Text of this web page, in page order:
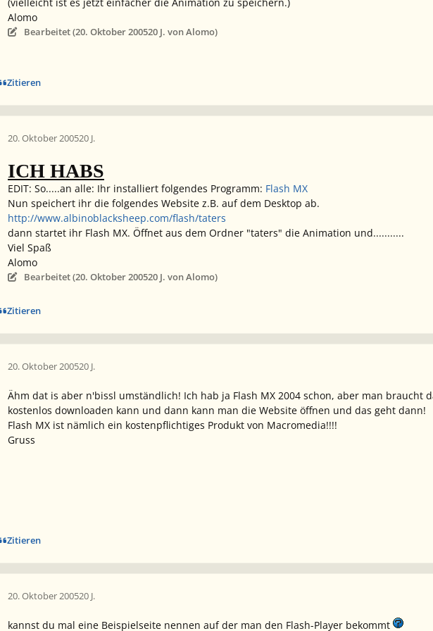
Alomo
Bearbeitet (20. Oktober 200520 J. von Alomo)
Zitieren
20. Oktober 200520 J.
ICH HABS
EDIT: So.....an alle: Ihr installiert folgendes Programm: Flash MX
Nun speichert ihr die folgendes Website z.B. auf dem Desktop ab.
http://www.albinoblacksheep.com/flash/taters
dann startet ihr Flash MX. Öffnet aus dem Ordner "taters" die Animation und...........
Viel Spaß
Alomo
Bearbeitet (20. Oktober 200520 J. von Alomo)
Zitieren
20. Oktober 200520 J.
Ähm dat is aber n'bissl umständlich! Ich hab ja Flash MX 2004 schon, aber man
kostenlos downloaden kann und dann kann man die Website öffnen und das geht dann!
Flash MX ist nämlich ein kostenpflichtiges Produkt von Macromedia!!!!
Gruss
Zitieren
20. Oktober 200520 J.
kannst du mal eine Beispielseite nennen auf der man den Flash-Player bekommt